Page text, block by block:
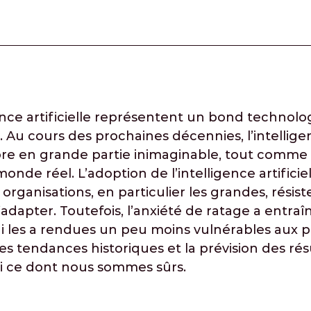
artificielle représentent un bond
cours des prochaines décennies,
en grande partie inimaginable, tout comme
réel. L’adoption de l’intelligence
en particulier les grandes,
Toutefois, l’anxiété de ratage a
les a rendues un peu moins vulnérables
tendances historiques et la prévision des
dont nous sommes sûrs.